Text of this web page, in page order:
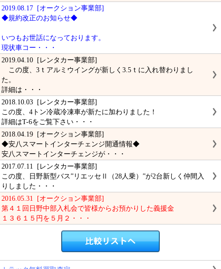
2019.08.17 [オークション事業部]
◆規約改正のお知らせ◆
いつもお世話になっております。
現状車コー・・・
2019.04.10 [レンタカー事業部]
この度、3ｔアルミウイングが新しく3.5ｔに入れ替わりまし
た。
詳細は・・・
2018.10.03 [レンタカー事業部]
この度、4トン冷蔵冷凍車が新たに加わりました！
詳細はT-6をご覧下さい・・・
2018.04.19 [オークション事業部]
◆安八スマートインターチェンジ開通情報◆
安八スマートインターチェンジが・・・
2017.07.11 [レンタカー事業部]
この度、日野新型バス”リエッセⅡ（28人乗）”が2台新しく仲間入
りしました・・・
2016.05.31 [オークション事業部]
第４１回日野中部入札会で皆様からお預かりした義援金
１３６１５円を５月２・・・